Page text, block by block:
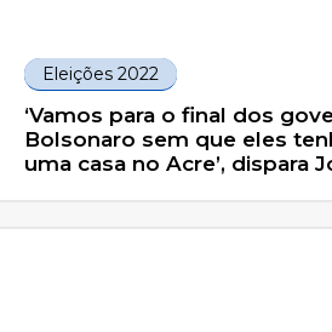
Eleições 2022
‘Vamos para o final dos
Bolsonaro sem que eles
uma casa no Acre’, dispara